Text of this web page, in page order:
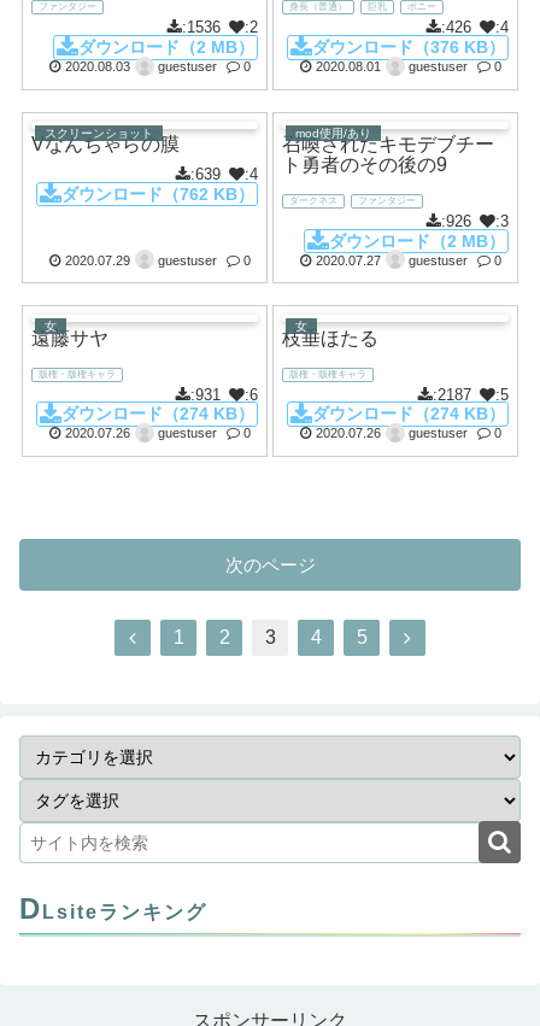
ファンタジー
:1536 :2
2020.08.03 guestuser 0
ダウンロード（2 MB）
身長（普通）
巨乳 ポニー
:426 :4
2020.08.01 guestuser 0
ダウンロード（376 KB）
スクリーンショット
Vなんちゃらの膜
:639 :4
2020.07.29 guestuser 0
ダウンロード（762 KB）
mod使用/あり
召喚されたキモデブチー
ト勇者のその後の9
ダークネス ファンタジー
:926 :3
2020.07.27 guestuser 0
ダウンロード（2 MB）
女
遠藤サヤ
版権・版権キャラ
:931 :6
2020.07.26 guestuser 0
ダウンロード（274 KB）
女
枝垂ほたる
版権・版権キャラ
:2187 :5
2020.07.26 guestuser 0
ダウンロード（274 KB）
次のページ
1 2 3 4 5
D Lsiteランキング
スポンサーリンク